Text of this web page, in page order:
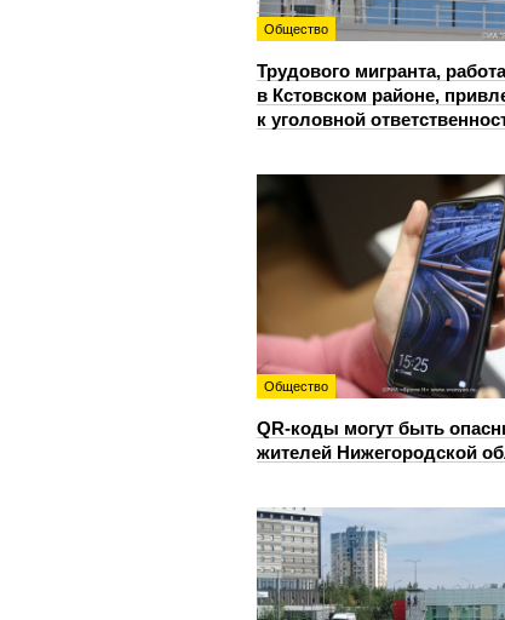
Общество
Трудового мигранта,
в Кстовском районе,
к уголовной
Общество
QR-коды могут быть
жителей Нижегородской